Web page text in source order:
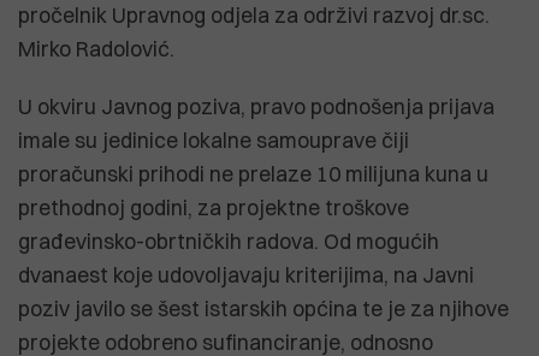
pročelnik Upravnog odjela za održivi razvoj dr.sc.
Mirko Radolović.
U okviru Javnog poziva, pravo podnošenja prijava
imale su jedinice lokalne samouprave čiji
proračunski prihodi ne prelaze 10 milijuna kuna u
prethodnoj godini, za projektne troškove
građevinsko-obrtničkih radova. Od mogućih
dvanaest koje udovoljavaju kriterijima, na Javni
poziv javilo se šest istarskih općina te je za njihove
projekte odobreno sufinanciranje, odnosno